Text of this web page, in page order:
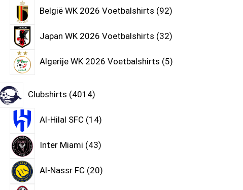
België WK 2026 Voetbalshirts 92
Japan WK 2026 Voetbalshirts 32
Algerije WK 2026 Voetbalshirts 5
Clubshirts 4014
Al-Hilal SFC 14
Inter Miami 43
Al-Nassr FC 20